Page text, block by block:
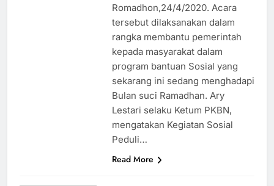
Romadhon,24/4/2020. Acara
tersebut dilaksanakan dalam
rangka membantu pemerintah
kepada masyarakat dalam
program bantuan Sosial yang
sekarang ini sedang menghadapi
Bulan suci Ramadhan. Ary
Lestari selaku Ketum PKBN,
mengatakan Kegiatan Sosial
Peduli…
Read More